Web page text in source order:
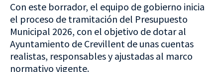
Con este borrador, el equipo de gobierno inicia
el proceso de tramitación del Presupuesto
Municipal 2026, con el objetivo de dotar al
Ayuntamiento de Crevillent de unas cuentas
realistas, responsables y ajustadas al marco
normativo vigente.